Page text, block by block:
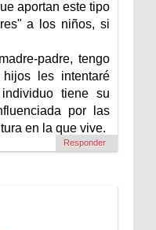
aportan este tipo
a los niños, si
padre, tengo
les intentaré
tiene su
por las
en la que vive.
Responder